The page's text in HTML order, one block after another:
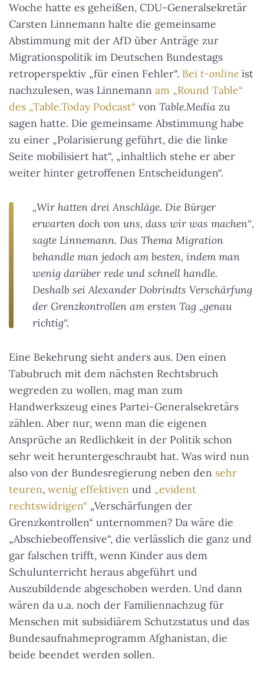
Woche hatte es geheißen, CDU-Generalsekretär
Carsten Linnemann halte die gemeinsame
Abstimmung mit der AfD über Anträge zur
Migrationspolitik im Deutschen Bundestags
retroperspektiv „für einen Fehler“. Bei t-online ist
nachzulesen, was Linnemann am „Round Table“
des „Table.Today Podcast“ von Table.Media zu
sagen hatte. Die gemeinsame Abstimmung habe
zu einer „Polarisierung geführt, die die linke
Seite mobilisiert hat“, „inhaltlich stehe er aber
weiter hinter getroffenen Entscheidungen“.
„Wir hatten drei Anschläge. Die Bürger
erwarten doch von uns, dass wir was machen“,
sagte Linnemann. Das Thema Migration
behandle man jedoch am besten, indem man
wenig darüber rede und schnell handle.
Deshalb sei Alexander Dobrindts Verschärfung
der Grenzkontrollen am ersten Tag „genau
richtig“.
Eine Bekehrung sieht anders aus. Den einen
Tabubruch mit dem nächsten Rechtsbruch
wegreden zu wollen, mag man zum
Handwerkszeug eines Partei-Generalsekretärs
zählen. Aber nur, wenn man die eigenen
Ansprüche an Redlichkeit in der Politik schon
sehr weit heruntergeschraubt hat. Was wird nun
also von der Bundesregierung neben den sehr
teuren, wenig effektiven und „evident
rechtswidrigen“ „Verschärfungen der
Grenzkontrollen“ unternommen? Da wäre die
„Abschiebeoffensive“, die verlässlich die ganz und
gar falschen trifft, wenn Kinder aus dem
Schulunterricht heraus abgeführt und
Auszubildende abgeschoben werden. Und dann
wären da u.a. noch der Familiennachzug für
Menschen mit subsidiärem Schutzstatus und das
Bundesaufnahmeprogramm Afghanistan, die
beide beendet werden sollen.